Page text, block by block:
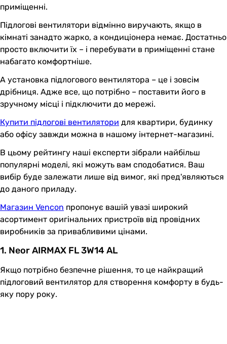
приміщенні.
Підлогові вентилятори відмінно виручають, якщо в
кімнаті занадто жарко, а кондиціонера немає. Достатньо
просто включити їх – і перебувати в приміщенні стане
набагато комфортніше.
А установка підлогового вентилятора – це і зовсім
дрібниця. Адже все, що потрібно – поставити його в
зручному місці і підключити до мережі.
Купити підлогові вентилятори для квартири, будинку
або офісу завжди можна в нашому інтернет-магазині.
В цьому рейтингу наші експерти зібрали найбільш
популярні моделі, які можуть вам сподобатися. Ваш
вибір буде залежати лише від вимог, які пред'являються
до даного приладу.
Магазин Vencon пропонує вашій увазі широкий
асортимент оригінальних пристроїв від провідних
виробників за привабливими цінами.
1. Neor AIRMAX FL 3W14 AL
Якщо потрібно безпечне рішення, то це найкращий
підлоговий вентилятор для створення комфорту в будь-
яку пору року.